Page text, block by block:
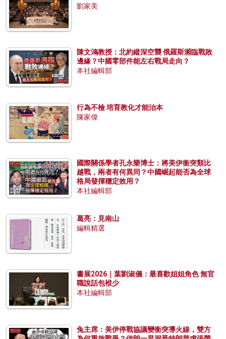
劉家美
陳文鴻教授：北約縱深空襲 俄羅斯瀕臨戰敗
邊緣？中國零部件能左右戰局走向？
本社編輯部
行為不檢 培育教化才能治本
陳家偉
國際關係學者孔永樂博士：將美伊衝突類比
越戰，兩者有何異同？中國崛起能否為全球
格局發揮穩定效用？
本社編輯部
葛亮：見南山
編輯精選
書展2026｜葉劉淑儀：最喜歡姐姐角色 無官
職說話包袱少
本社編輯部
兔主席：美伊停戰協議變衝突導火線，雙方